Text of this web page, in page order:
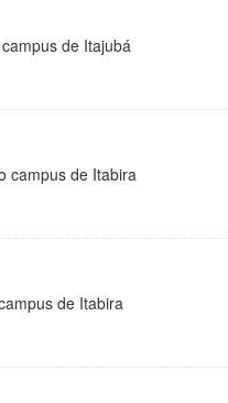
de Itajubá
campus de Itabira
de Itabira